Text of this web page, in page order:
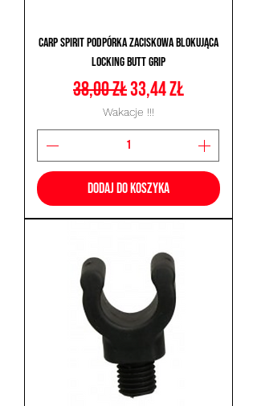
Carp Spirit Podpórka Zaciskowa Blokująca
Locking Butt Grip
Regularna cena
38,00 złCena rabatowa
33,44 zł
Wakacje !!!
Dodaj do koszyka